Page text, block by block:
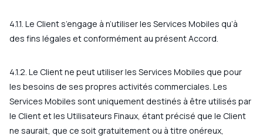
4.1.1. Le Client s’engage à n’utiliser les Services Mobiles qu’à
des fins légales et conformément au présent Accord.
4.1.2. Le Client ne peut utiliser les Services Mobiles que pour
les besoins de ses propres activités commerciales. Les
Services Mobiles sont uniquement destinés à être utilisés par
le Client et les Utilisateurs Finaux, étant précisé que le Client
ne saurait, que ce soit gratuitement ou à titre onéreux,